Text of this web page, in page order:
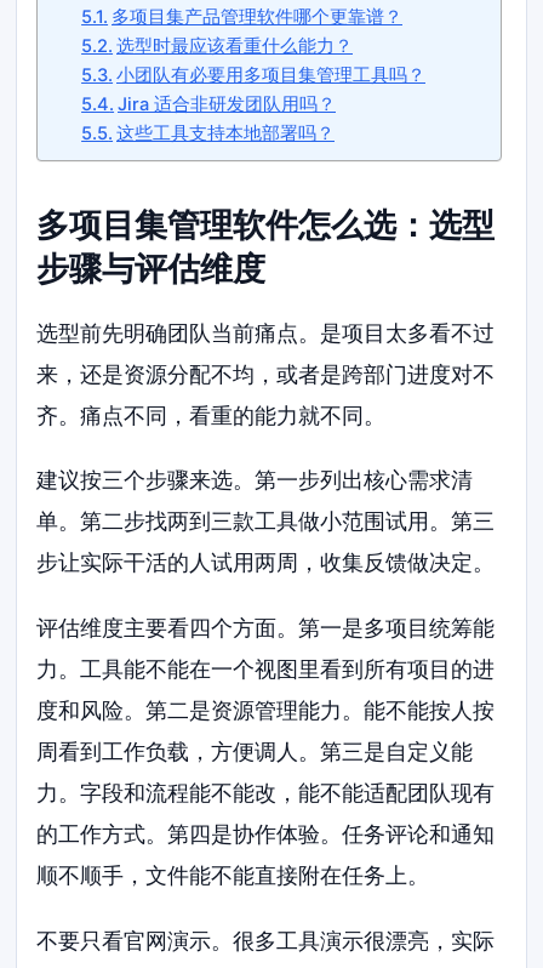
多项目集产品管理软件哪个更靠谱？
选型时最应该看重什么能力？
小团队有必要用多项目集管理工具吗？
Jira 适合非研发团队用吗？
这些工具支持本地部署吗？
多项目集管理软件怎么选：选型
步骤与评估维度
选型前先明确团队当前痛点。是项目太多看不过
来，还是资源分配不均，或者是跨部门进度对不
齐。痛点不同，看重的能力就不同。
建议按三个步骤来选。第一步列出核心需求清
单。第二步找两到三款工具做小范围试用。第三
步让实际干活的人试用两周，收集反馈做决定。
评估维度主要看四个方面。第一是多项目统筹能
力。工具能不能在一个视图里看到所有项目的进
度和风险。第二是资源管理能力。能不能按人按
周看到工作负载，方便调人。第三是自定义能
力。字段和流程能不能改，能不能适配团队现有
的工作方式。第四是协作体验。任务评论和通知
顺不顺手，文件能不能直接附在任务上。
不要只看官网演示。很多工具演示很漂亮，实际